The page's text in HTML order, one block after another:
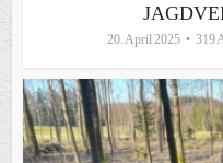
20. April 2025 319